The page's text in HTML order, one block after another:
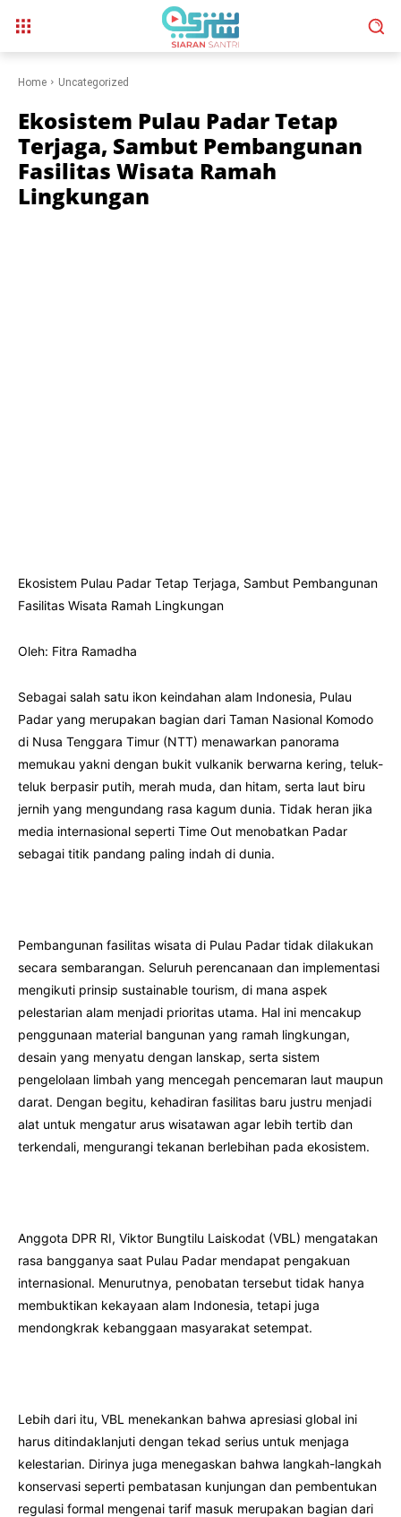
Home Uncategorized
Ekosistem Pulau Padar Tetap
Terjaga, Sambut Pembangunan
Fasilitas Wisata Ramah
Lingkungan
Ekosistem Pulau Padar Tetap Terjaga, Sambut Pembangunan
Fasilitas Wisata Ramah Lingkungan
Oleh: Fitra Ramadha
Sebagai salah satu ikon keindahan alam Indonesia, Pulau
Padar yang merupakan bagian dari Taman Nasional Komodo
di Nusa Tenggara Timur (NTT) menawarkan panorama
memukau yakni dengan bukit vulkanik berwarna kering, teluk-
teluk berpasir putih, merah muda, dan hitam, serta laut biru
jernih yang mengundang rasa kagum dunia. Tidak heran jika
media internasional seperti Time Out menobatkan Padar
sebagai titik pandang paling indah di dunia.
Pembangunan fasilitas wisata di Pulau Padar tidak dilakukan
secara sembarangan. Seluruh perencanaan dan implementasi
mengikuti prinsip sustainable tourism, di mana aspek
pelestarian alam menjadi prioritas utama. Hal ini mencakup
penggunaan material bangunan yang ramah lingkungan,
desain yang menyatu dengan lanskap, serta sistem
pengelolaan limbah yang mencegah pencemaran laut maupun
darat. Dengan begitu, kehadiran fasilitas baru justru menjadi
alat untuk mengatur arus wisatawan agar lebih tertib dan
terkendali, mengurangi tekanan berlebihan pada ekosistem.
Anggota DPR RI, Viktor Bungtilu Laiskodat (VBL) mengatakan
rasa bangganya saat Pulau Padar mendapat pengakuan
internasional. Menurutnya, penobatan tersebut tidak hanya
membuktikan kekayaan alam Indonesia, tetapi juga
mendongkrak kebanggaan masyarakat setempat.
Lebih dari itu, VBL menekankan bahwa apresiasi global ini
harus ditindaklanjuti dengan tekad serius untuk menjaga
kelestarian. Dirinya juga menegaskan bahwa langkah-langkah
konservasi seperti pembatasan kunjungan dan pembentukan
regulasi formal mengenai tarif masuk merupakan bagian dari